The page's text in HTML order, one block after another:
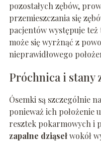
pozostałych zębów,
przemieszczania się
pacjentów występuje
może się wyrżnąć z
nieprawidłowego
Próchnica i stany
Ósemki są szczególnie
ponieważ ich położenie
resztek pokarmowych i
zapalne dziąsełwokół